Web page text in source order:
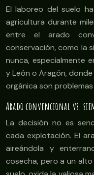
El laboreo del suelo
agricultura durante
entre el arado
conservación, como la
nunca, especialmente
y León o Aragón,
orgánica son problemas
Arado convencional vs.
La decisión no es
cada explotación. El
aireándola y
cosecha, pero a un